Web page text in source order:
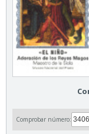
Comprobar número: